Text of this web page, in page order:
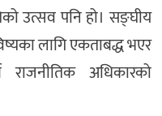
उत्सव पनि हो। सङ्घीय
लागि एकताबद्ध भएर
अधिकारको